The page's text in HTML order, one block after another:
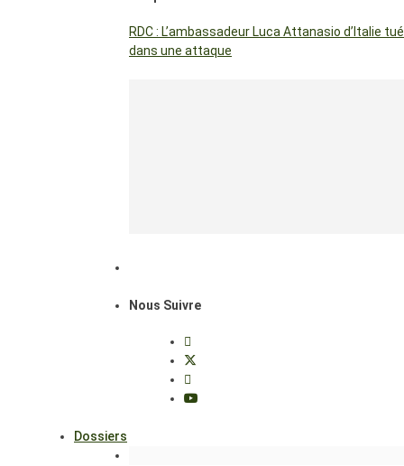
RDC : L’ambassadeur Luca Attanasio d’Italie tué
dans une attaque
Nous Suivre
Dossiers